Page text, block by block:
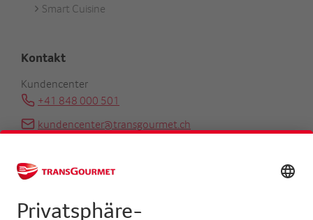
Smart Cuisine
Kontakt
Kundencenter
+41 848 000 501
kundencenter@transgourmet.ch
+41 31 858 48 48